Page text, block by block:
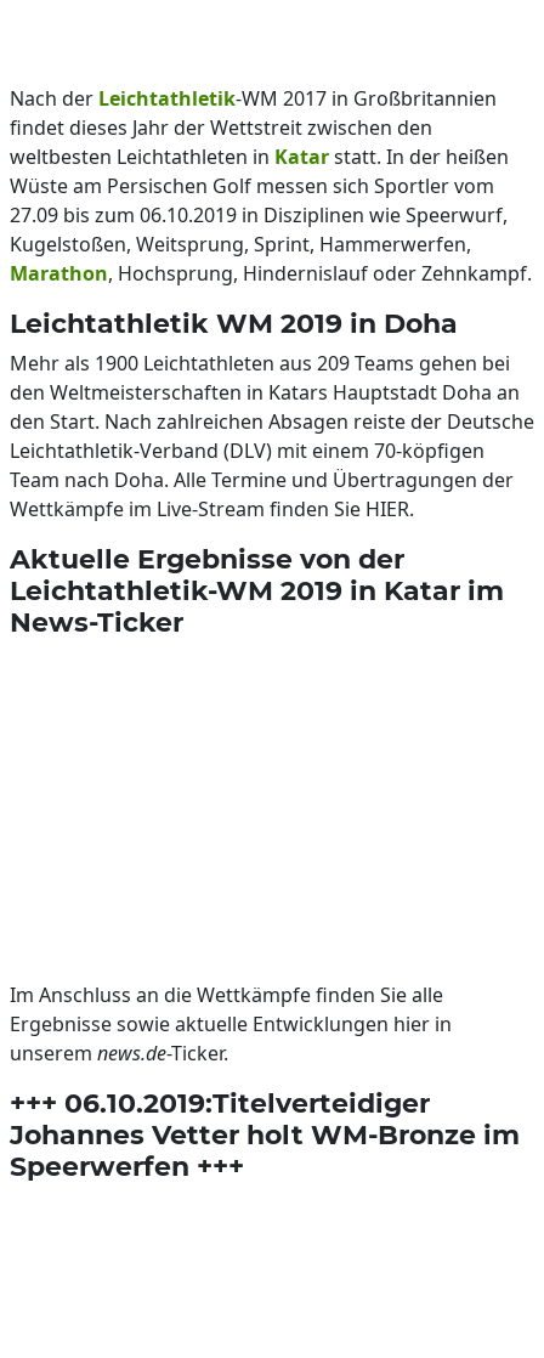
Nach der Leichtathletik-WM 2017 in Großbritannien
findet dieses Jahr der Wettstreit zwischen den
weltbesten Leichtathleten in Katarstatt. In der heißen
Wüste am Persischen Golf messen sich Sportler vom
27.09 bis zum 06.10.2019 in Disziplinen wie Speerwurf,
Kugelstoßen, Weitsprung, Sprint, Hammerwerfen,
Marathon, Hochsprung, Hindernislauf oder Zehnkampf.
Leichtathletik WM 2019 in Doha
Mehr als 1900 Leichtathleten aus 209 Teams gehen bei
den Weltmeisterschaften in Katars Hauptstadt Doha an
den Start. Nach zahlreichen Absagen reiste der Deutsche
Leichtathletik-Verband (DLV) mit einem 70-köpfigen
Team nach Doha. Alle Termine und Übertragungen der
Wettkämpfe im Live-Stream finden Sie HIER.
Aktuelle Ergebnisse von der
Leichtathletik-WM 2019 in Katar im
News-Ticker
Im Anschluss an die Wettkämpfe finden Sie alle
Ergebnisse sowie aktuelle Entwicklungen hier in
unserem news.de-Ticker.
+++ 06.10.2019:Titelverteidiger
Johannes Vetter holt WM-Bronze im
Speerwerfen +++